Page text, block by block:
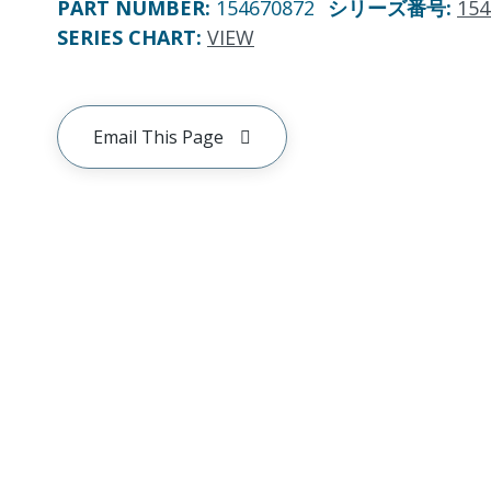
PART NUMBER: 154670872 シリーズ番号:
SERIES CHART: VIEW
Email This Page